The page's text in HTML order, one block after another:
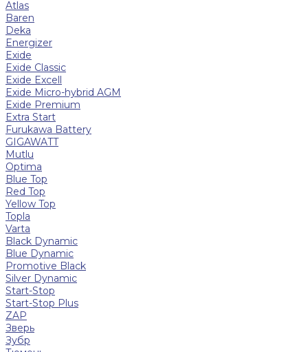
Atlas
Baren
Deka
Energizer
Exide
Exide Classic
Exide Excell
Exide Micro-hybrid AGM
Exide Premium
Extra Start
Furukawa Battery
GIGAWATT
Mutlu
Optima
Blue Top
Red Top
Yellow Top
Topla
Varta
Black Dynamic
Blue Dynamic
Promotive Black
Silver Dynamic
Start-Stop
Start-Stop Plus
ZAP
Зверь
Зубр